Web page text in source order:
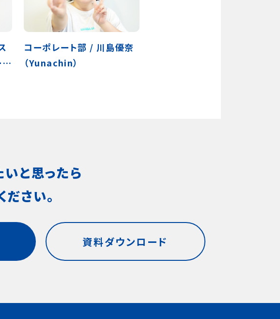
コーポレート部 / 川島優奈
（Yunachin）
と思ったら
さい。
資料ダウンロード